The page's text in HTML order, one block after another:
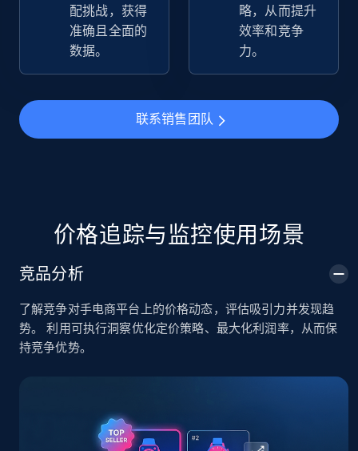
using sku numbers
URL, Final price, Sku, Currency, Gtin,
Specifications, Image urls, Top reviews, and
875+
price, Final price, Discount percent, and more.
5.4K+
TikTok Shop - category
URL, Title, Available, Description, Currency, Initial
668+ 立即开始
配挑战，获得
准确且全面的
数据。
略，从而提升
效率和竞争
力。
联系销售团队
价格追踪与监控使用场景
竞品分析
了解竞争对手电商平台上的价格动态，评估吸引力并发现趋
势。 利用可执行洞察优化定价策略、最大化利润率，从而保
持竞争优势。